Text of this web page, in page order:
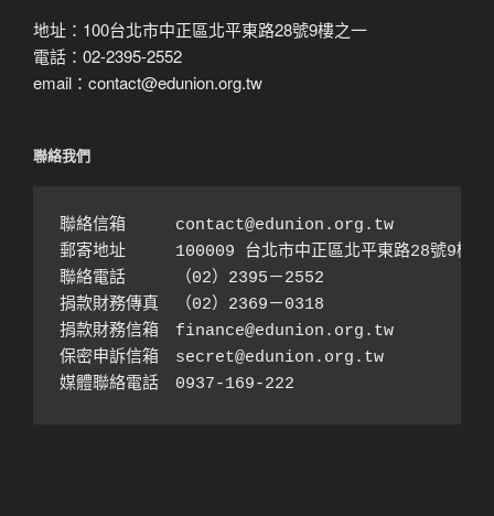
地址：100台北市中正區北平東路28號9樓之一
電話：02-2395-2552
email：contact@edunion.org.tw
聯絡我們
聯絡信箱　　　contact@edunion.org.tw
郵寄地址　　　100009 台北市中正區北平東路28號9樓之
聯絡電話　　　（02）2395－2552
捐款財務傳真　（02）2369－0318
捐款財務信箱　finance@edunion.org.tw
保密申訴信箱　secret@edunion.org.tw
媒體聯絡電話　0937-169-222